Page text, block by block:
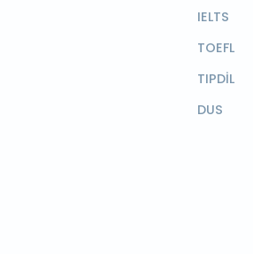
IELTS
TOEFL
TIPDİL
DUS